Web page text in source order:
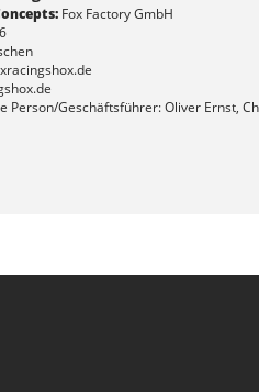
Fox Factory GmbH
Person/Geschäftsführer: Oliver Ernst,